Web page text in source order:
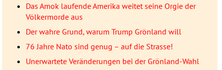
Das Amok laufende Amerika weitet seine Orgie der
Völkermorde aus
Der wahre Grund, warum Trump Grönland will
76 Jahre Nato sind genug – auf die Strasse!
Unerwartete Veränderungen bei der Grönland-Wahl